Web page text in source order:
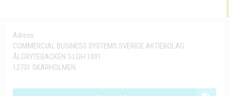
Adress:
COMMERCIAL BUSINESS SYSTEMS SVERIGE AKTIEBOLAG
ÅLGRYTEBACKEN 5 LGH 1001
12731 SKÄRHOLMEN